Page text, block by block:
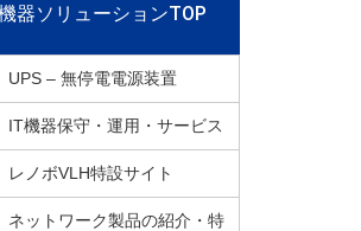
器ソリューションTOP
UPS – 無停電電源装置
IT機器保守・運用・サービス
レノボVLH特設サイト
ネットワーク製品の紹介・特